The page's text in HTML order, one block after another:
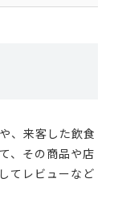
、来客した飲食
、その商品や店
てレビューなど